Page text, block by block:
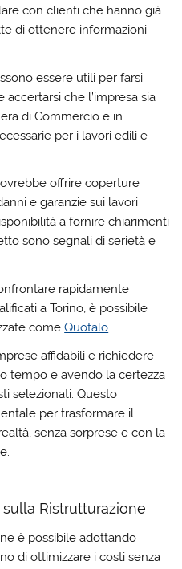
con clienti che hanno già
di ottenere informazioni
essere utili per farsi
accertarsi che l’impresa sia
di Commercio e in
per i lavori edili e
offrire coperture
e garanzie sui lavori
a fornire chiarimenti
sono segnali di serietà e
rapidamente
a Torino, è possibile
comeQuotalo
affidabilie richiedere
tempo e avendo la certezza
selezionati. Questo
per trasformare il
senza sorprese e con la
Ristrutturazione
è possibile adottando
di ottimizzare i costi senza